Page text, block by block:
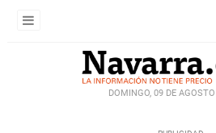
DOMINGO, 09 DE